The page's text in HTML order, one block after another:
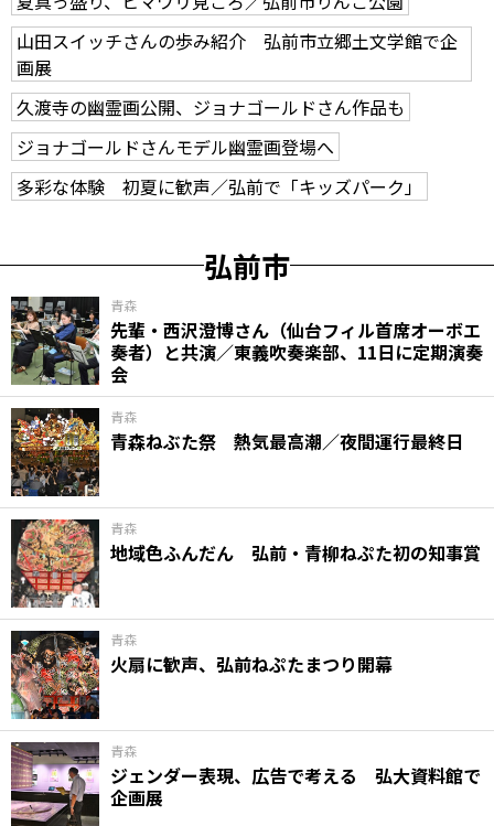
山田スイッチさんの歩み紹介 弘前市立郷土文学館で企
画展
久渡寺の幽霊画公開、ジョナゴールドさん作品も
ジョナゴールドさんモデル幽霊画登場へ
多彩な体験 初夏に歓声／弘前で「キッズパーク」
弘前市
青森
先輩・西沢澄博さん（仙台フィル首席オーボエ
奏者）と共演／東義吹奏楽部、11日に定期演奏
会
青森
青森ねぶた祭 熱気最高潮／夜間運行最終日
青森
地域色ふんだん 弘前・青柳ねぷた初の知事賞
青森
火扇に歓声、弘前ねぷたまつり開幕
青森
ジェンダー表現、広告で考える 弘大資料館で
企画展